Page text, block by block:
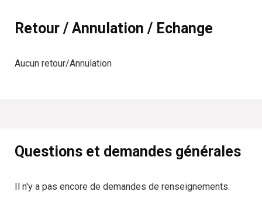
Retour / Annulation / Echange
Aucun retour/Annulation
Questions et demandes générales
Il n'y a pas encore de demandes de renseignements.